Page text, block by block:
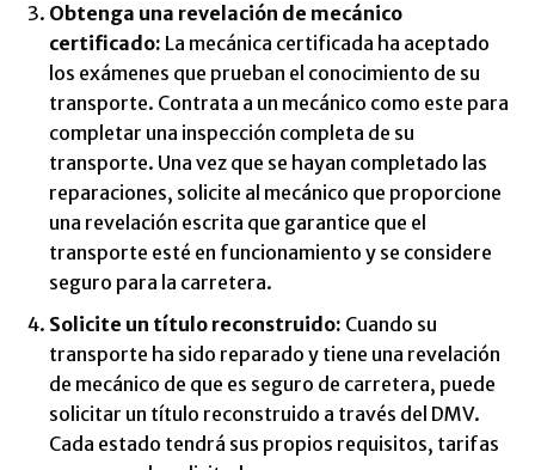
Obtenga una revelación de mecánico
certificado: La mecánica certificada ha aceptado
los exámenes que prueban el conocimiento de su
transporte. Contrata a un mecánico como este para
completar una inspección completa de su
transporte. Una vez que se hayan completado las
reparaciones, solicite al mecánico que proporcione
una revelación escrita que garantice que el
transporte esté en funcionamiento y se considere
seguro para la carretera.
Solicite un título reconstruido: Cuando su
transporte ha sido reparado y tiene una revelación
de mecánico de que es seguro de carretera, puede
solicitar un título reconstruido a través del DMV.
Cada estado tendrá sus propios requisitos, tarifas